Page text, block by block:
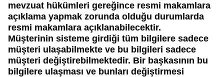
mevzuat hükümleri gereğince resmi makamlara
açıklama yapmak zorunda olduğu durumlarda
resmi makamlara açıklanabilecektir.
Müşterinin sisteme girdiği tüm bilgilere sadece
müşteri ulaşabilmekte ve bu bilgileri sadece
müşteri değiştirebilmektedir. Bir başkasının bu
bilgilere ulaşması ve bunları değiştirmesi